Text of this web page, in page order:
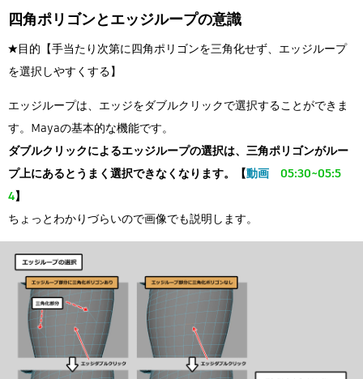
四角ポリゴンとエッジループの意識
★目的【手当たり次第に四角ポリゴンを三角化せず、エッジループ
を選択しやすくする】
エッジループは、エッジをダブルクリックで選択することができま
す。Mayaの基本的な機能です。
ダブルクリックによるエッジループの選択は、三角ポリゴンがルー
プ上にあるとうまく選択できなくなります。
【動画 05:30~05:5
4】
ちょっとわかりづらいので画像でも説明します。